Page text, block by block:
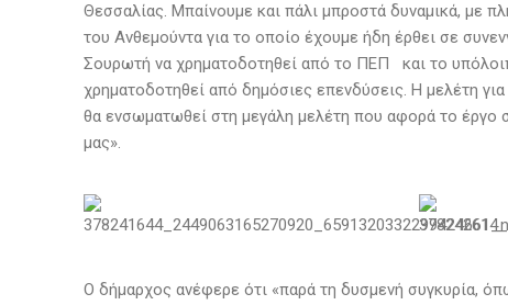
Θεσσαλίας. Μπαίνουμε και πάλι μπροστά δυναμικά, με
του Ανθεμούντα για το οποίο έχουμε ήδη έρθει σε
Σουρωτή να χρηματοδοτηθεί από το ΠΕΠ και το
χρηματοδοτηθεί από δημόσιες επενδύσεις. Η μελέτη
θα ενσωματωθεί στη μεγάλη μελέτη που αφορά το έργο
μας».
Ο δήμαρχος ανέφερε ότι «παρά τη δυσμενή συγκυρία,